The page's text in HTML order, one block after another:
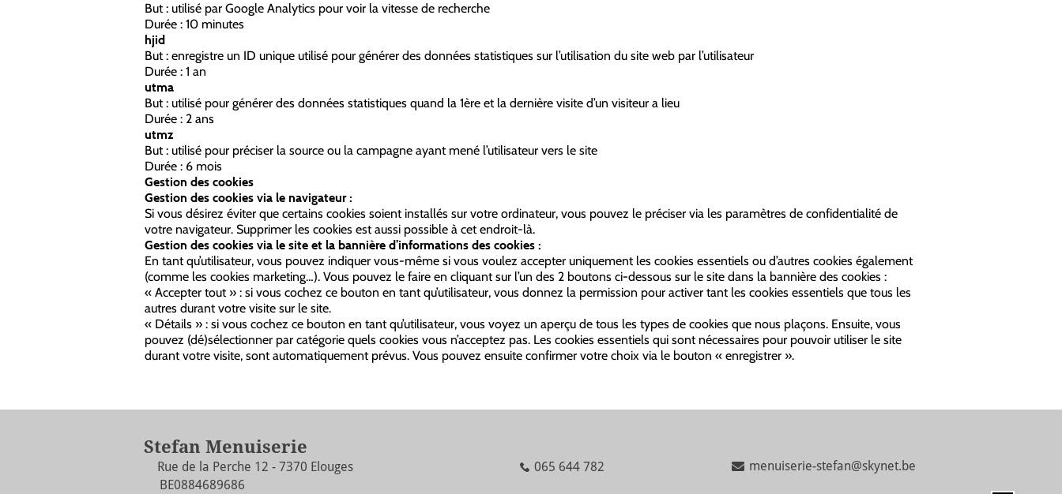
But : utilisé par Google Analytics pour voir la vitesse de recherche
Durée : 10 minutes
hjid
But : enregistre un ID unique utilisé pour générer des données statistiques sur l’utilisation du site web par l’utilisateur
Durée : 1 an
utma
But : utilisé pour générer des données statistiques quand la 1ère et la dernière visite d’un visiteur a lieu
Durée : 2 ans
utmz
But : utilisé pour préciser la source ou la campagne ayant mené l’utilisateur vers le site
Durée : 6 mois
Gestion des cookies
Gestion des cookies via le navigateur :
Si vous désirez éviter que certains cookies soient installés sur votre ordinateur, vous pouvez le préciser via les paramètres de confidentialité de
votre navigateur. Supprimer les cookies est aussi possible à cet endroit-là.
Gestion des cookies via le site et la bannière d’informations des cookies :
En tant qu’utilisateur, vous pouvez indiquer vous-même si vous voulez accepter uniquement les cookies essentiels ou d’autres cookies également
(comme les cookies marketing…). Vous pouvez le faire en cliquant sur l’un des 2 boutons ci-dessous sur le site dans la bannière des cookies :
« Accepter tout » : si vous cochez ce bouton en tant qu’utilisateur, vous donnez la permission pour activer tant les cookies essentiels que tous les
autres durant votre visite sur le site.
« Détails » : si vous cochez ce bouton en tant qu’utilisateur, vous voyez un aperçu de tous les types de cookies que nous plaçons. Ensuite, vous
pouvez (dé)sélectionner par catégorie quels cookies vous n’acceptez pas. Les cookies essentiels qui sont nécessaires pour pouvoir utiliser le site
durant votre visite, sont automatiquement prévus. Vous pouvez ensuite confirmer votre choix via le bouton « enregistrer ».
Stefan Menuiserie
Rue de la Perche 12 - 7370 Elouges
BE0884689686
065 644 782 menuiserie-stefan@skynet.be